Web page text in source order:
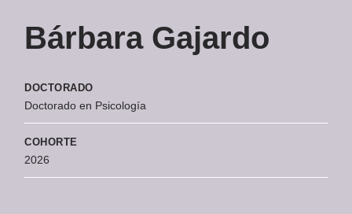
Bárbara Gajardo
DOCTORADO
Doctorado en Psicología
COHORTE
2026